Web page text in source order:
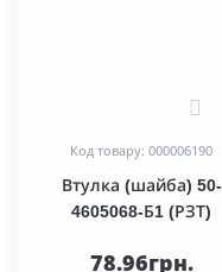
Код товару: 000006190
Втулка (шайба) 50-
4605068-Б1 (РЗТ)
78.96грн.